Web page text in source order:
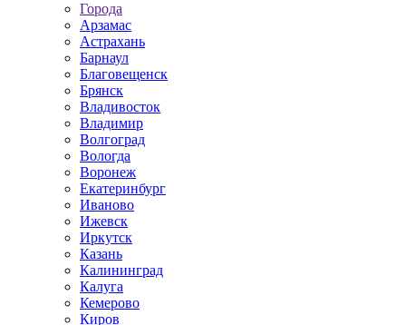
Города
Арзамас
Астрахань
Барнаул
Благовещенск
Брянск
Владивосток
Владимир
Волгоград
Вологда
Воронеж
Екатеринбург
Иваново
Ижевск
Иркутск
Казань
Калининград
Калуга
Кемерово
Киров